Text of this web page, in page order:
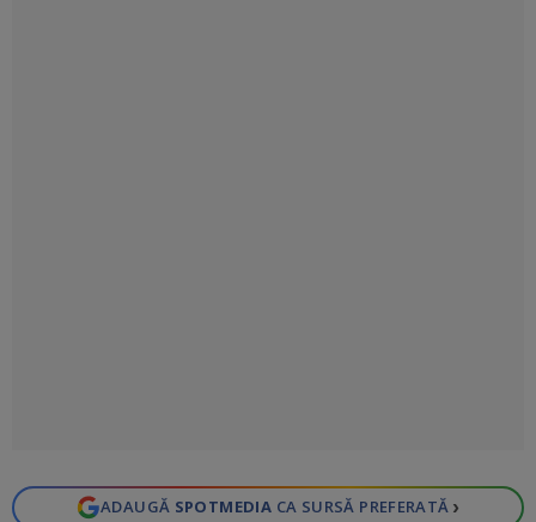
ADAUGĂ SPOTMEDIA CA SURSĂ PREFERATĂ ›